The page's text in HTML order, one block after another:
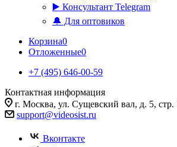
▶️ Консультант Telegram
🔔 Для оптовиков
Корзина0
Отложенные0
+7 (495) 646-00-59
Контактная информация
г. Москва, ул. Сущевский вал, д. 5, стр.
support@videosist.ru
Вконтакте